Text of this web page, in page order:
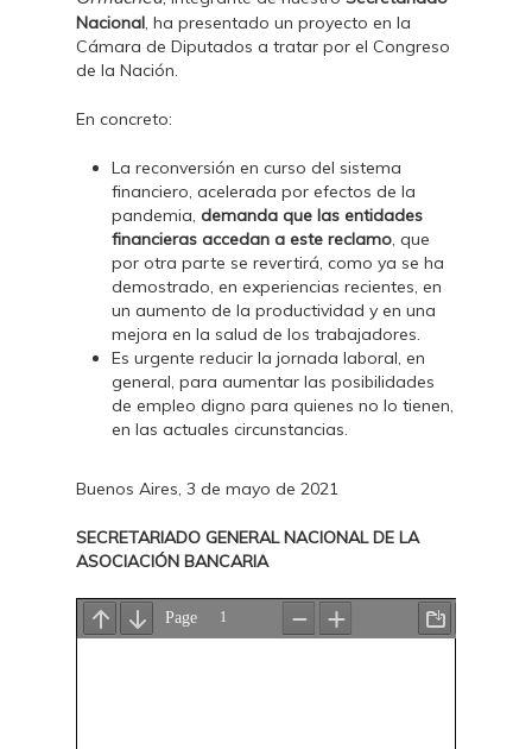
Nacional, ha presentado un proyecto en la
Cámara de Diputados a tratar por el Congreso
de la Nación.
En concreto:
La reconversión en curso del sistema
financiero, acelerada por efectos de la
pandemia, demanda que las entidades
financieras accedan a este reclamo, que
por otra parte se revertirá, como ya se ha
demostrado, en experiencias recientes, en
un aumento de la productividad y en una
mejora en la salud de los trabajadores.
Es urgente reducir la jornada laboral, en
general, para aumentar las posibilidades
de empleo digno para quienes no lo tienen,
en las actuales circunstancias.
Buenos Aires, 3 de mayo de 2021
SECRETARIADO GENERAL NACIONAL DE LA
ASOCIACIÓN BANCARIA